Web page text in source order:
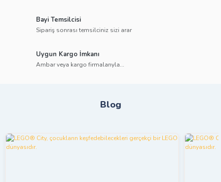
Bayi Temsilcisi
Sipariş sonrası temsilciniz sizi arar
Uygun Kargo İmkanı
Ambar veya kargo firmalarıyla...
Blog